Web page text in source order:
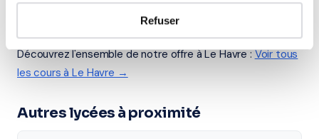
Refuser
Tous les cours particuliers à Le Havre
Découvrez l'ensemble de notre offre à Le Havre :Voir tous
les cours à Le Havre →
Autres lycées à proximité